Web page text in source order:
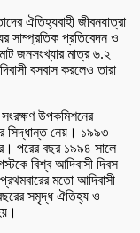
ঐতিহ্যবাহী জীবনযাত্রা
সাম্প্রতিক প্রতিবেদন ও
জনসংখ্যার মাত্র ৬.২
বসবাস করলেও তারা
উপকমিশনের
সিদ্ধান্ত নেয়। ১৯৯৩
পরের বছর ১৯৯৪ সালে
বিশ্ব আদিবাসী দিবস
মতো আদিবাসী
সমৃদ্ধ ঐতিহ্য ও